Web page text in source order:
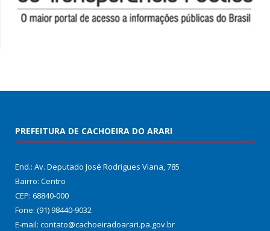
PREFEITURA DE CACHOEIRA DO ARARI
End.: Av. Deputado José Rodrigues Viana, 785
Bairro: Centro
CEP: 68840-000
Fone: (91) 98440-9032
E-mail: contato@cachoeiradoarari.pa.gov.br